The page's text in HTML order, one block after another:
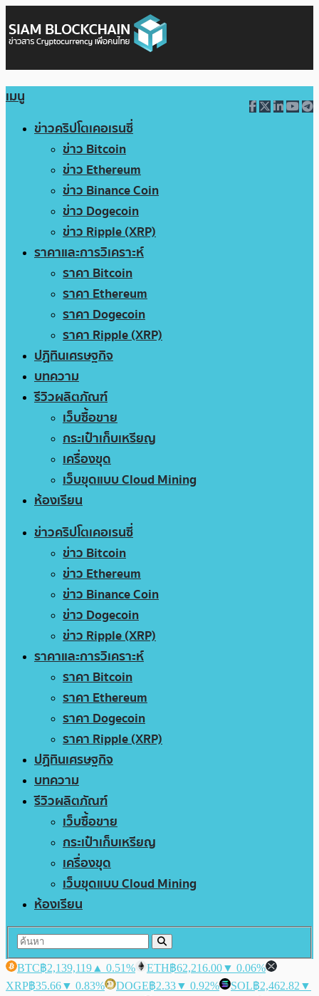
เมนู
ข่าวคริปโตเคอเรนซี่
ข่าว Bitcoin
ข่าว Ethereum
ข่าว Binance Coin
ข่าว Dogecoin
ข่าว Ripple (XRP)
ราคาและการวิเคราะห์
ราคา Bitcoin
ราคา Ethereum
ราคา Dogecoin
ราคา Ripple (XRP)
ปฏิทินเศรษฐกิจ
บทความ
รีวิวผลิตภัณฑ์
เว็บซื้อขาย
กระเป๋าเก็บเหรียญ
เครื่องขุด
เว็บขุดแบบ Cloud Mining
ห้องเรียน
ข่าวคริปโตเคอเรนซี่
ข่าว Bitcoin
ข่าว Ethereum
ข่าว Binance Coin
ข่าว Dogecoin
ข่าว Ripple (XRP)
ราคาและการวิเคราะห์
ราคา Bitcoin
ราคา Ethereum
ราคา Dogecoin
ราคา Ripple (XRP)
ปฏิทินเศรษฐกิจ
บทความ
รีวิวผลิตภัณฑ์
เว็บซื้อขาย
กระเป๋าเก็บเหรียญ
เครื่องขุด
เว็บขุดแบบ Cloud Mining
ห้องเรียน
BTC฿2,139,119 ▲ 0.51% ETH฿62,216.00▼ 0.06%
XRP฿35.66▼ 0.83% DOGE฿2.33▼ 0.92% SOL฿2,462.82 ▼